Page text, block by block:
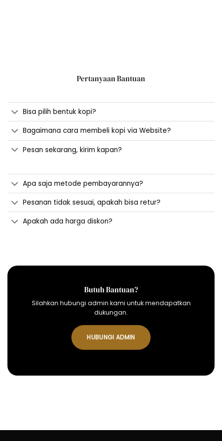
Pertanyaan Bantuan
Bisa pilih bentuk kopi?
Bagaimana cara membeli kopi via Website?
Pesan sekarang, kirim kapan?
Apa saja metode pembayarannya?
Pesanan tidak sesuai, apakah bisa retur?
Apakah ada harga diskon?
Butuh Bantuan?
Silahkan hubungi admin kami untuk mendapatkan
dukungan.
HUBUNGI ADMIN